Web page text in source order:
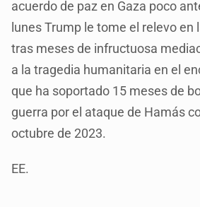
acuerdo de paz en Gaza poco
lunes Trump le tome el relevo en
tras meses de infructuosa
a la tragedia humanitaria en el
que ha soportado 15 meses de
guerra por el ataque de Hamás
octubre de 2023.
EE.